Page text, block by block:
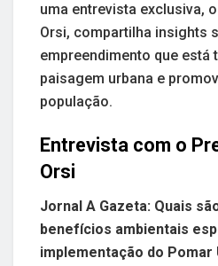
uma entrevista exclusiva,
Orsi, compartilha insights
empreendimento que está
paisagem urbana e
população.
Entrevista com o
Orsi
Jornal A Gazeta: Quais
benefícios ambientais
implementação do Pomar